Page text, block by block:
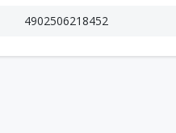
4902506218452